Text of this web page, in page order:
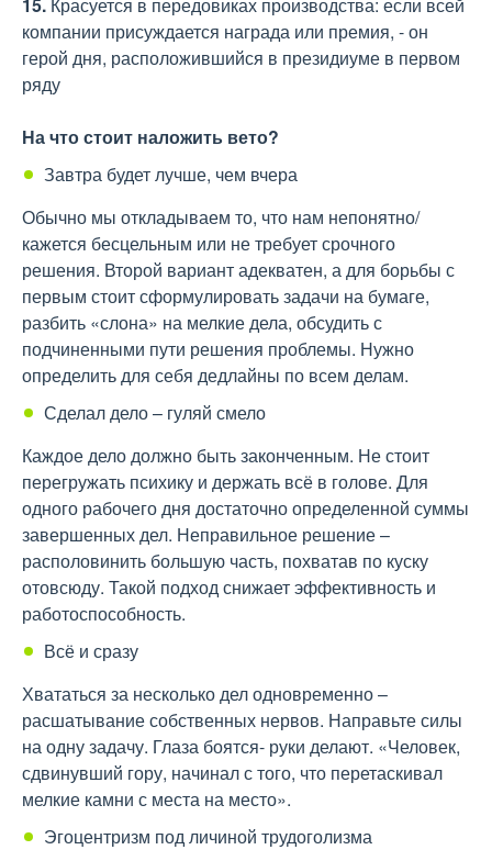
компании присуждается награда или премия, - он
герой дня, расположившийся в президиуме в первом
ряду
На что стоит наложить вето?
Завтра будет лучше, чем вчера
Обычно мы откладываем то, что нам непонятно/
кажется бесцельным или не требует срочного
решения. Второй вариант адекватен, а для борьбы с
первым стоит сформулировать задачи на бумаге,
разбить «слона» на мелкие дела, обсудить с
подчиненными пути решения проблемы. Нужно
определить для себя дедлайны по всем делам.
Сделал дело – гуляй смело
Каждое дело должно быть законченным. Не стоит
перегружать психику и держать всё в голове. Для
одного рабочего дня достаточно определенной суммы
завершенных дел. Неправильное решение –
располовинить большую часть, похватав по куску
отовсюду. Такой подход снижает эффективность и
работоспособность.
Всё и сразу
Хвататься за несколько дел одновременно –
расшатывание собственных нервов. Направьте силы
на одну задачу. Глаза боятся- руки делают. «Человек,
сдвинувший гору, начинал с того, что перетаскивал
мелкие камни с места на место».
Эгоцентризм под личиной трудоголизма